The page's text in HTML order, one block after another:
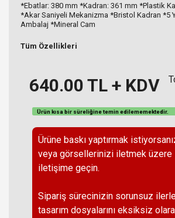
*Ebatlar: 380 mm *Kadran: 361 mm *Plastik
*Akar Saniyeli Mekanizma *Bristol Kadran *5
Ambalaj *Mineral Cam
Tüm Özellikleri
640.00 TL + KDV
Ürün kısa bir süreliğine temin edilememektedir.
Ürüne baskı yaptırmak
veya görsellerinizi iletmek
iletişime geçin.
Sipariş sürecinizin sorunsuz
tasarım dosyalarını eksiksiz